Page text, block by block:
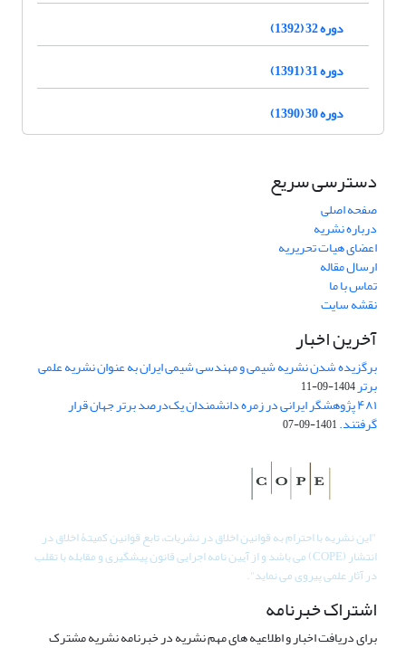
دوره 32 (1392)
دوره 31 (1391)
دوره 30 (1390)
دسترسی سریع
صفحه اصلی
درباره نشریه
اعضای هیات تحریریه
ارسال مقاله
تماس با ما
نقشه سایت
آخرین اخبار
برگزیده شدن نشریه شیمی و مهندسی شیمی ایران به عنوان نشریه علمی
برتر1404-09-11
۴۸۱ پژوهشگر ایرانی در زمره دانشمندان یک‌درصد برتر جهان قرار
گرفتند.1401-09-07
"این نشریه با احترام به قوانین اخلاق در نشریات، تابع قوانین کمیتۀ اخلاق در
انتشار (COPE) می باشد و از آیین نامه اجرایی قانون پیشگیری و مقابله با تقلب
در آثار علمی پیروی می نماید".
اشتراک خبرنامه
برای دریافت اخبار و اطلاعیه های مهم نشریه در خبرنامه نشریه مشترک